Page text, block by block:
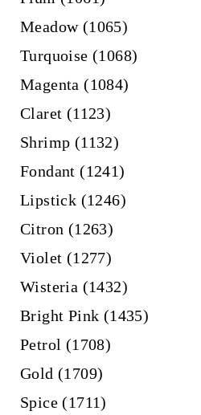
Meadow (1065)
Turquoise (1068)
Magenta (1084)
Claret (1123)
Shrimp (1132)
Fondant (1241)
Lipstick (1246)
Citron (1263)
Violet (1277)
Wisteria (1432)
Bright Pink (1435)
Petrol (1708)
Gold (1709)
Spice (1711)